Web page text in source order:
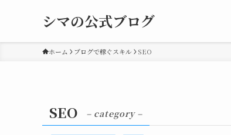
シマの公式ブログ
ホーム ブログで稼ぐスキル SEO
SEO – category –